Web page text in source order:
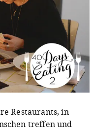
Restaurants, in
treffen und